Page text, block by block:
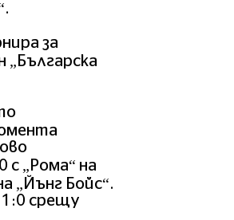
за
„Българска
„Рома“ на
„Йънг Бойс“.
1:0 срещу